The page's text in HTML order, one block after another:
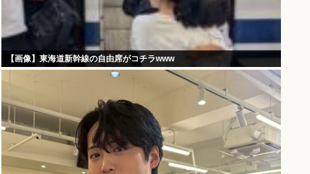
【画像】東海道新幹線の自由席がコチラwww